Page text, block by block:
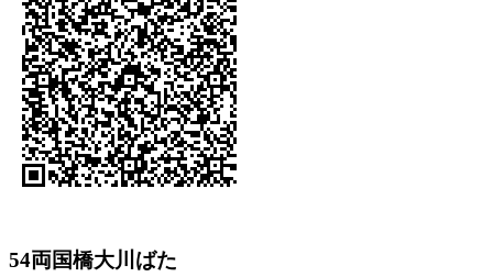
54両国橋大川ばた